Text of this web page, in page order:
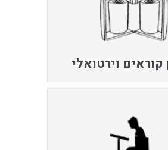
קוראים וירטואלי